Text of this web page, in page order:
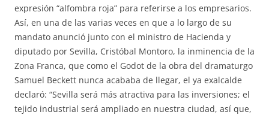
expresión “alfombra roja” para referirse a los empresarios.
Así, en una de las varias veces en que a lo largo de su
mandato anunció junto con el ministro de Hacienda y
diputado por Sevilla, Cristóbal Montoro, la inminencia de la
Zona Franca, que como el Godot de la obra del dramaturgo
Samuel Beckett nunca acababa de llegar, el ya exalcalde
declaró: “Sevilla será más atractiva para las inversiones; el
tejido industrial será ampliado en nuestra ciudad, así que,